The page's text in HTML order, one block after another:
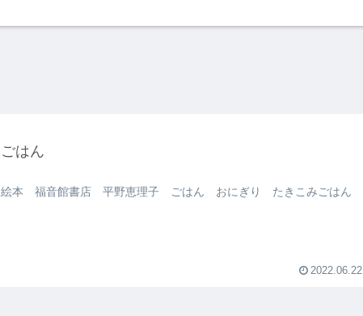
ごはん
絵本 福音館書店 平野恵理子 ごはん おにぎり たきこみごはん
2022.06.22